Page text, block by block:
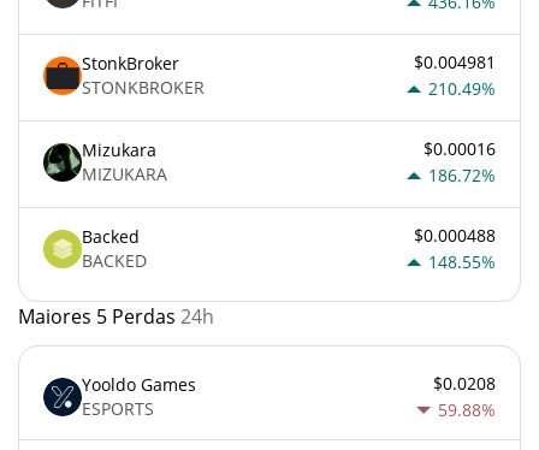
StonkBroker
STONKBROKER
$0.004981
210.49%
Mizukara
MIZUKARA
$0.00016
186.72%
Backed
BACKED
$0.000488
148.55%
Maiores 5 Perdas 24h
Yooldo Games
ESPORTS
$0.0208
59.88%